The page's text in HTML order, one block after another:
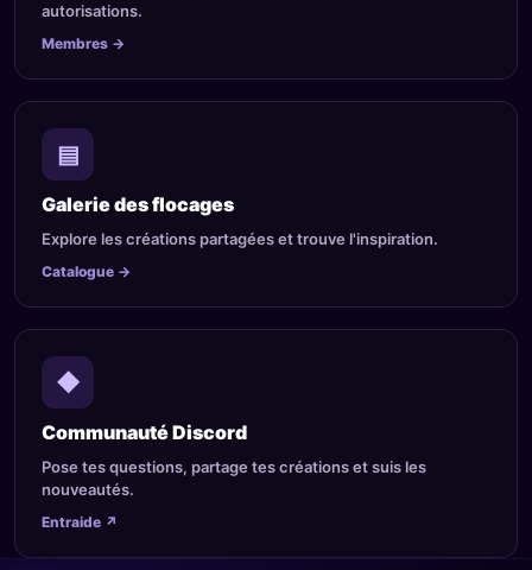
autorisations.
Membres →
▤
Galerie des flocages
Explore les créations partagées et trouve l'inspiration.
Catalogue →
◆
Communauté Discord
Pose tes questions, partage tes créations et suis les
nouveautés.
Entraide ↗